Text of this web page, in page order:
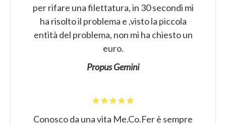
per rifare una filettatura, in 30 secondi mi
ha risolto il problema e ,visto la piccola
entità del problema, non mi ha chiesto un
euro.
Propus Gemini
Conosco da una vita Me.Co.Fer è sempre